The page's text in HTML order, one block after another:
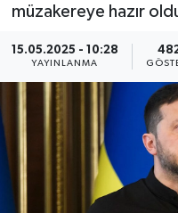
müzakereye hazır
15.05.2025 - 10:28
YAYINLANMA
KEMERBURGAZ
KÜLTÜR - SANAT
MAGAZİN
ÖZEL HABER
SAĞLIK